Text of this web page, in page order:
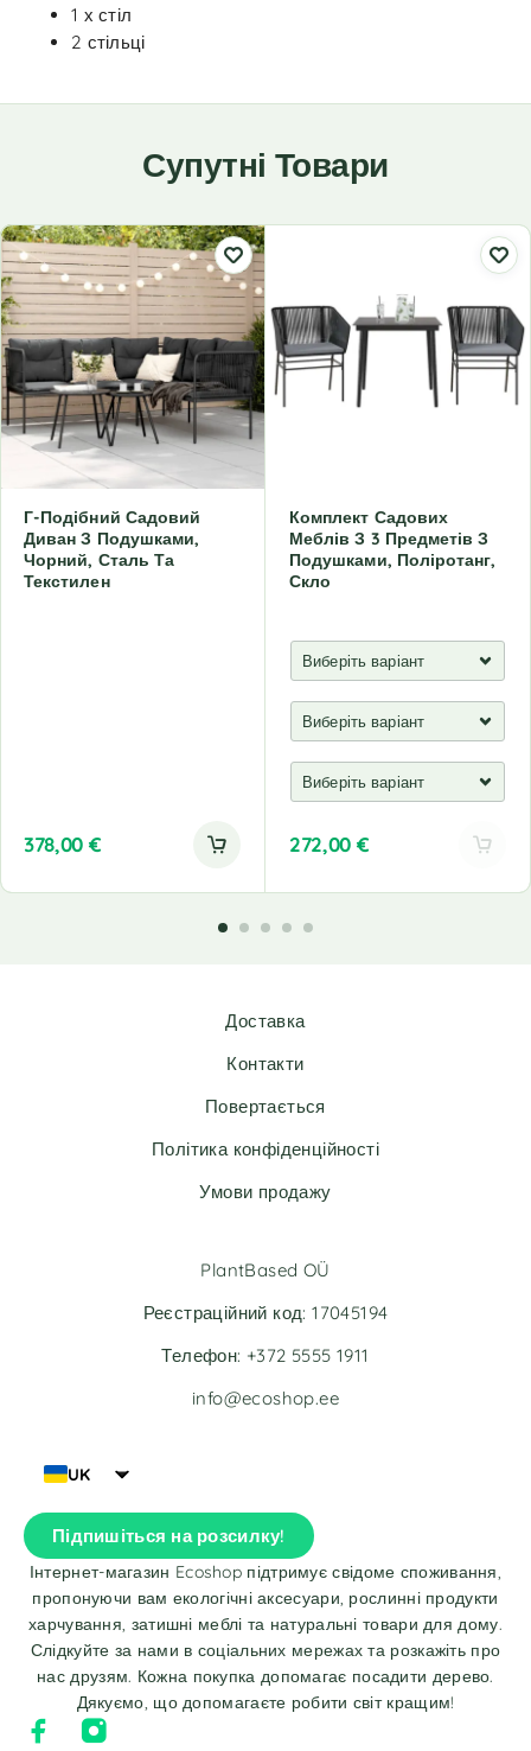
1 х стіл
2 стільці
Супутні Товари
Г-Подібний Садовий
Диван З Подушками,
Чорний, Сталь Та
Текстилен
378,00 €
Комплект Садових
Меблів З 3 Предметів З
Подушками, Поліротанг,
Скло
272,00 €
t
a
v
:
Доставка
Контакти
Повертається
Політика конфіденційності
Умови продажу
UK
Підпишіться на розсилку!
Інтернет-магазин Ecoshop підтримує свідоме споживання,
пропонуючи вам екологічні аксесуари, рослинні продукти
харчування, затишні меблі та натуральні товари для дому.
Слідкуйте за нами в соціальних мережах та розкажіть про
нас друзям. Кожна покупка допомагає посадити дерево.
Дякуємо, що допомагаєте робити світ кращим!
PlantBased OÜ
Реєстраційний код: 17045194
Телефон: +372 5555 1911
info@ecoshop.ee